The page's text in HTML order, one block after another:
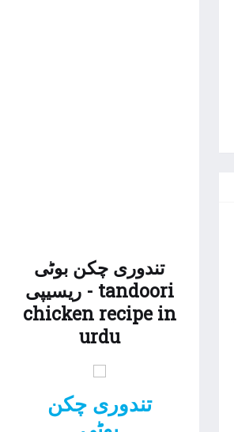
تندوری چکن بوٹی
ریسیپی - tandoori
chicken recipe in
urdu
تندوری چکن